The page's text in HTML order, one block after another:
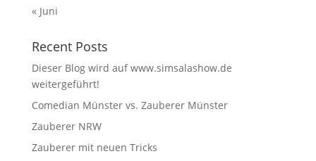
« Juni
Recent Posts
Dieser Blog wird auf www.simsalashow.de
weitergeführt!
Comedian Münster vs. Zauberer Münster
Zauberer NRW
Zauberer mit neuen Tricks